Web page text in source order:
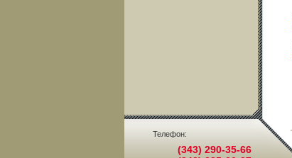
Телефон:
(343) 290-35-66